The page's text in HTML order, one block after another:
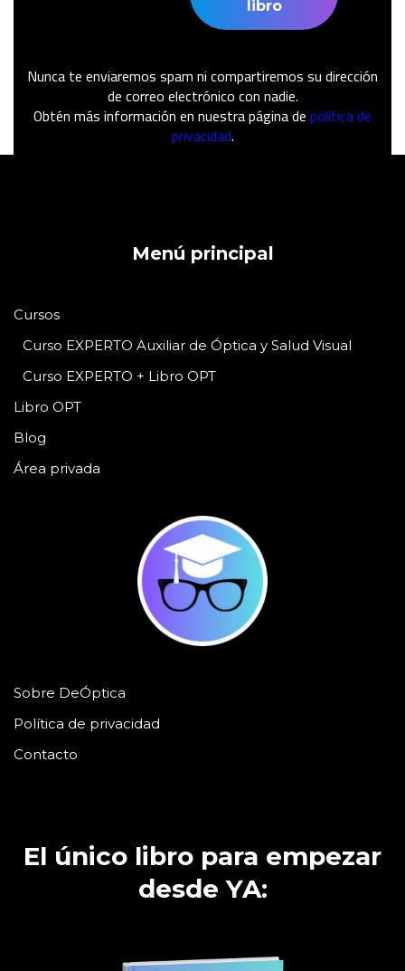
Nunca te enviaremos spam ni compartiremos su dirección
de correo electrónico con nadie.
Obtén más información en nuestra página depolítica de
privacidad.
Menú principal
Cursos
Curso EXPERTO Auxiliar de Óptica y Salud Visual
Curso EXPERTO + Libro OPT
Libro OPT
Blog
Área privada
Sobre DeÓptica
Política de privacidad
Contacto
El único libro para empezar
desde YA: